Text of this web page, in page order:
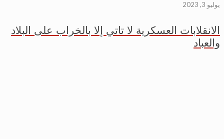
يوليو 3, 2023
الانقلابات العسكرية لا تاتي إلا بالخراب على البلاد
والعباد